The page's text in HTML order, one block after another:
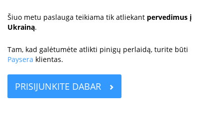
Šiuo metu paslauga teikiama tik atliekant pervedimus į
Ukrainą.
Tam, kad galėtumėte atlikti pinigų perlaidą, turite būti
Paysera klientas.
PRISIJUNKITE DABAR